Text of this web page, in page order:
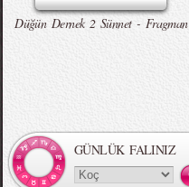
Düğün Dernek 2 Sünnet - Fragman
GÜNLÜK FALINIZ